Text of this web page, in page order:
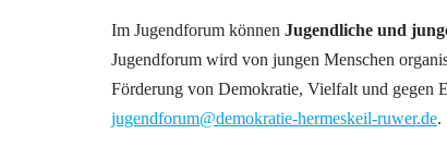
Im Jugendforum können Jugendliche und
Jugendforum wird von jungen Menschen
Förderung von Demokratie, Vielfalt und gegen
jugendforum@demokratie-hermeskeil-ruwer.de.